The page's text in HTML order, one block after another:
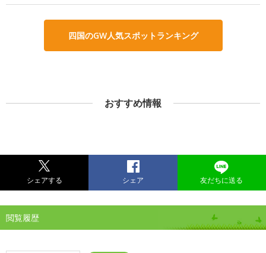
四国のGW人気スポットランキング
おすすめ情報
シェアする シェア 友だちに送る
閲覧履歴